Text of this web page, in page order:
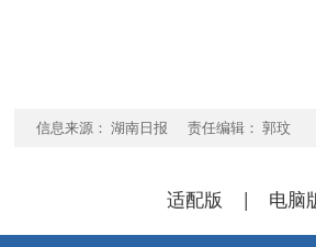
信息来源： 湖南日报 责任编辑： 郭玟
适配版 | 电脑